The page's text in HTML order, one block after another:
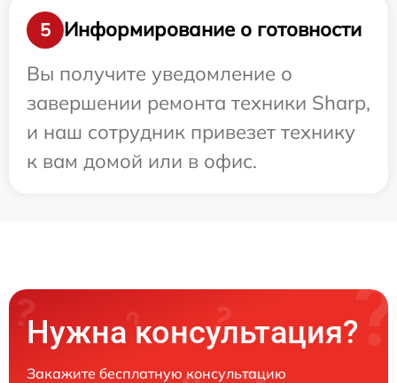
5
Информирование о готовности
Вы получите уведомление о
завершении ремонта техники Sharp,
и наш сотрудник привезет технику
к вам домой или в офис.
Нужна консультация?
Закажите бесплатную консультацию